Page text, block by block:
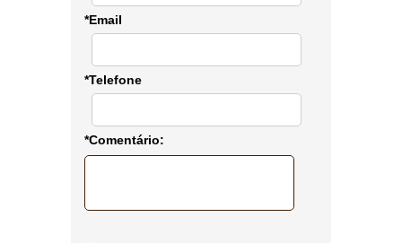
*Email
*Telefone
*Comentário: